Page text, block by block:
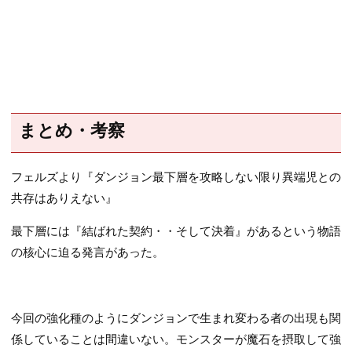
まとめ・考察
フェルズより『ダンジョン最下層を攻略しない限り異端児との
共存はありえない』
最下層には『結ばれた契約・・そして決着』があるという物語
の核心に迫る発言があった。
今回の強化種のようにダンジョンで生まれ変わる者の出現も関
係していることは間違いない。モンスターが魔石を摂取して強